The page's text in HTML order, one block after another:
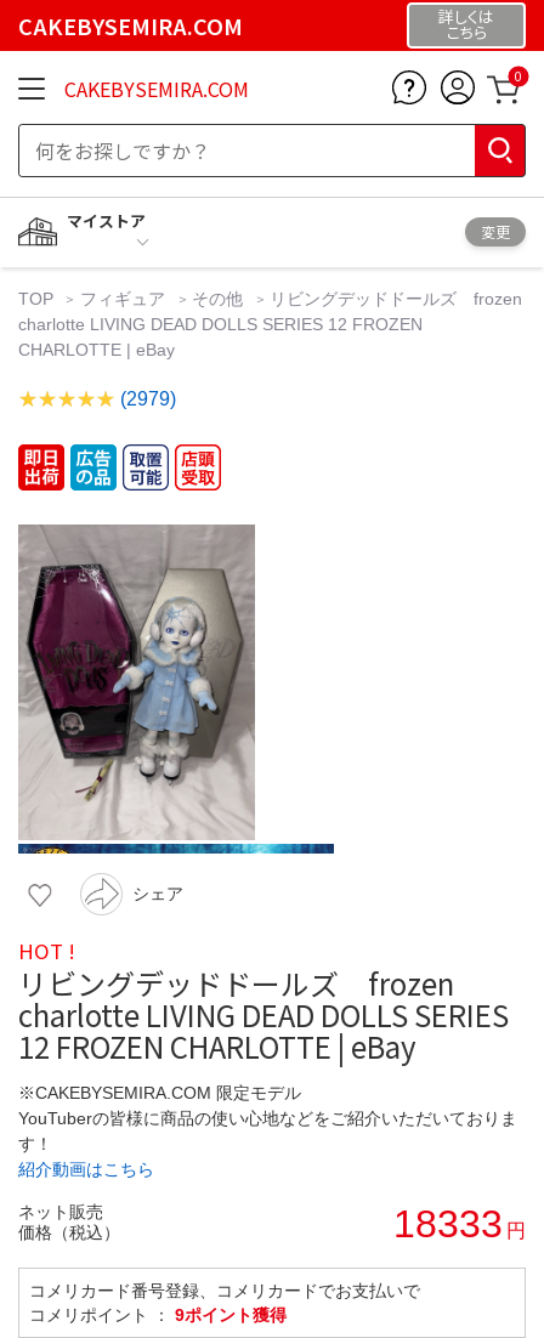
CAKEBYSEMIRA.COM 詳しくは
こちら
CAKEBYSEMIRA.COM 0
マイストア
変更
TOP フィギュア その他
リビングデッドドールズ frozen
charlotte LIVING DEAD DOLLS SERIES 12 FROZEN
CHARLOTTE | eBay
(2979)
シェア
HOT !
リビングデッドドールズ frozen
charlotte LIVING DEAD DOLLS SERIES
12 FROZEN CHARLOTTE | eBay
※CAKEBYSEMIRA.COM 限定モデル
YouTuberの皆様に商品の使い心地などをご紹介いただいておりま
す！
紹介動画はこちら
ネット販売
価格（税込）
18333 円
コメリカード番号登録、コメリカードでお支払いで
コメリポイント ： 9ポイント獲得